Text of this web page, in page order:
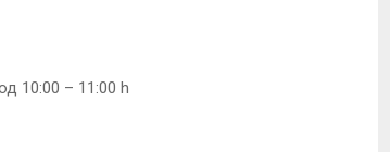
10:00 – 11:00 h